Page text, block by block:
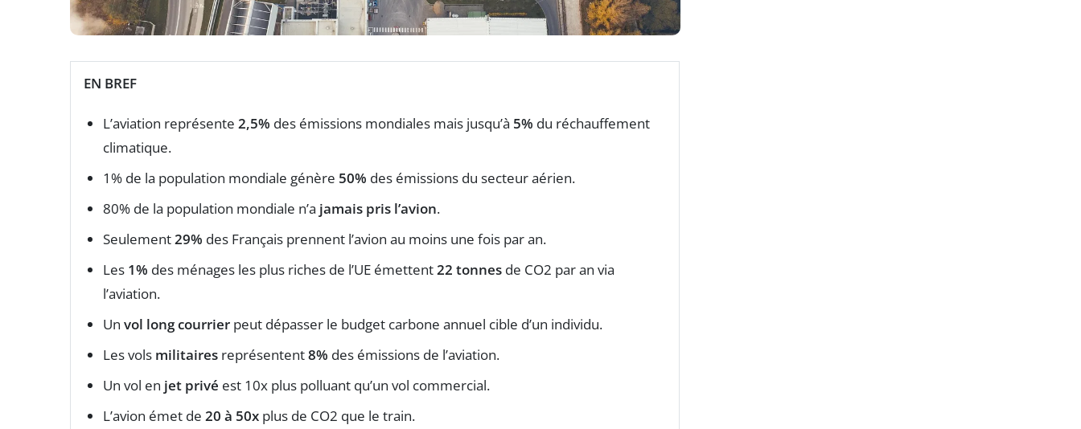
EN BREF
L’aviation représente 2,5% des émissions mondiales mais jusqu’à 5% du réchauffement
climatique.
1% de la population mondiale génère 50% des émissions du secteur aérien.
80% de la population mondiale n’a jamais pris l’avion.
Seulement29% des Français prennent l’avion au moins une fois par an.
Les 1% des ménages les plus riches de l’UE émettent22 tonnes de CO2 par an via
l’aviation.
Un vol long courrier peut dépasser le budget carbone annuel cible d’un individu.
Les vols militaires représentent8% des émissions de l’aviation.
Un vol en jet privé est 10x plus polluant qu’un vol commercial.
L’avion émet de 20 à 50x plus de CO2 que le train.